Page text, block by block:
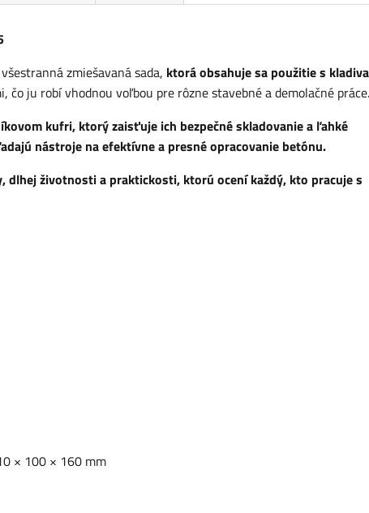
zmiešavaná sada, ktorá obsahuje sa použitie s
ju robí vhodnou voľbou pre rôzne stavebné a demolačné práce.
kufri, ktorý zaisťuje ich bezpečné skladovanie a ľahké
nástroje na efektívne a presné opracovanie betónu.
dlhej životnosti a praktickosti, ktorú ocení každý, kto pracuje s
× 100 × 160 mm